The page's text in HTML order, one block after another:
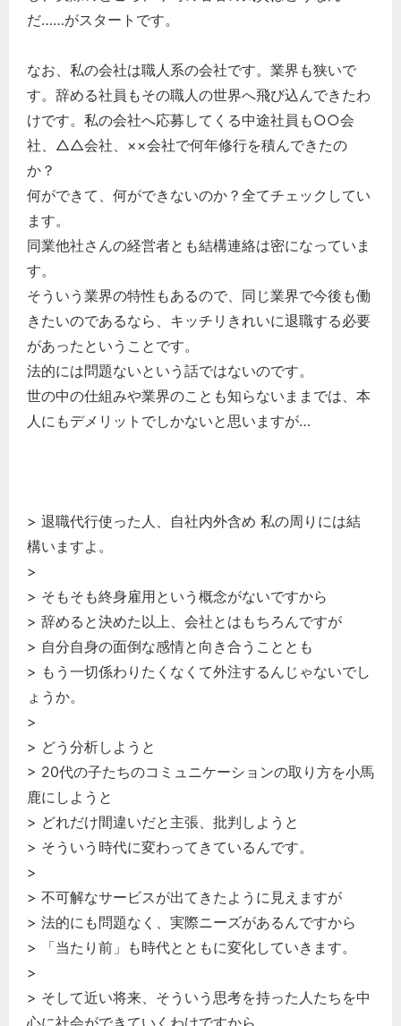
だ……がスタートです。
なお、私の会社は職人系の会社です。業界も狭いで
す。辞める社員もその職人の世界へ飛び込んできたわ
けです。私の会社へ応募してくる中途社員も○○会
社、△△会社、××会社で何年修行を積んできたの
か？
何ができて、何ができないのか？全てチェックしてい
ます。
同業他社さんの経営者とも結構連絡は密になっていま
す。
そういう業界の特性もあるので、同じ業界で今後も働
きたいのであるなら、キッチリきれいに退職する必要
があったということです。
法的には問題ないという話ではないのです。
世の中の仕組みや業界のことも知らないままでは、本
人にもデメリットでしかないと思いますが…
> 退職代行使った人、自社内外含め 私の周りには結
構いますよ。
>
> そもそも終身雇用という概念がないですから
> 辞めると決めた以上、会社とはもちろんですが
> 自分自身の面倒な感情と向き合うこととも
> もう一切係わりたくなくて外注するんじゃないでし
ょうか。
>
> どう分析しようと
> 20代の子たちのコミュニケーションの取り方を小馬
鹿にしようと
> どれだけ間違いだと主張、批判しようと
> そういう時代に変わってきているんです。
>
> 不可解なサービスが出てきたように見えますが
> 法的にも問題なく、実際ニーズがあるんですから
> 「当たり前」も時代とともに変化していきます。
>
> そして近い将来、そういう思考を持った人たちを中
心に社会ができていくわけですから